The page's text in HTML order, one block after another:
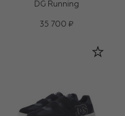
DG Running
35 700 ₽